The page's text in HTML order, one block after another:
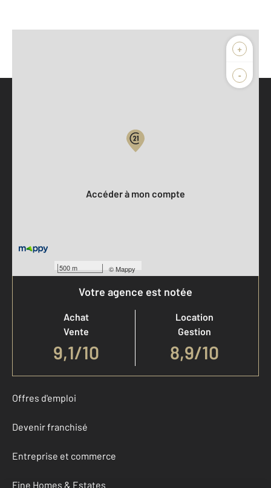
+
-
500 m ©Mappy
Accéder à mon compte
Votre agence est notée
Achat
Vente
9,1/10
Location
Gestion
8,9/10
Offres d'emploi
Devenir franchisé
Entreprise et commerce
Fine Homes & Estates